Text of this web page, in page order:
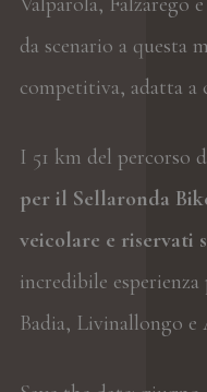
da scenario a questa
competitiva, adatta
I 51 km del percorso
per il Sellaronda
veicolare e riservati
incredibile
Badia, Livinallongo e